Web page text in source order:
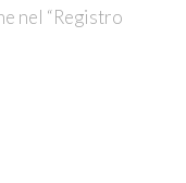
nel “Registro